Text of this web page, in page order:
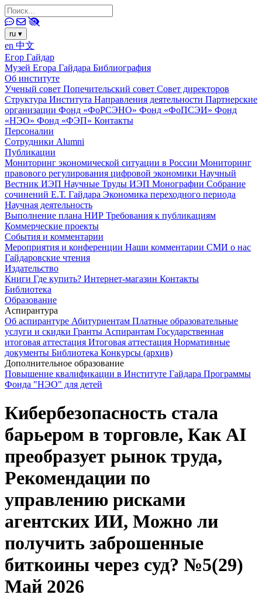
ru ▾
en 中文
Егор Гайдар
Музей Егора Гайдара Библиография
Об институте
Ученый совет Попечительский совет Совет директоров
Структура Института Направления деятельности Партнерские
организации Фонд «ФоРСЭНО» Фонд «ФоПСЭИ» Фонд
«НЭО» Фонд «ФЭП» Контакты
Персоналии
Сотрудники Alumni
Публикации
Мониторинг экономической ситуации в России Мониторинг
правового регулирования цифровой экономики Научный
Вестник ИЭП Научные Труды ИЭП Монографии Собрание
сочинений Е.Т. Гайдара Экономика переходного периода
Научная деятельность
Выполнение плана НИР Требования к публикациям
Коммерческие проекты
События и комментарии
Мероприятия и конференции Наши комментарии СМИ о нас
Гайдаровские чтения
Издательство
Книги Где купить? Интернет-магазин Контакты
Библиотека
Образование
Аспирантура
Об аспирантуре Абитуриентам Платные образовательные
услуги и скидки Гранты Аспирантам Государственная
итоговая аттестация Итоговая аттестация Нормативные
документы Библиотека Конкурсы (архив)
Дополнительное образование
Повышение квалификации в Институте Гайдара Программы
Фонда "НЭО" для детей
Кибербезопасность стала
барьером в торговле, Как AI
преобразует рынок труда,
Рекомендации по
управлению рисками
агентских ИИ, Можно ли
получить заброшенные
биткоины через суд? №5(29)
Май 2026